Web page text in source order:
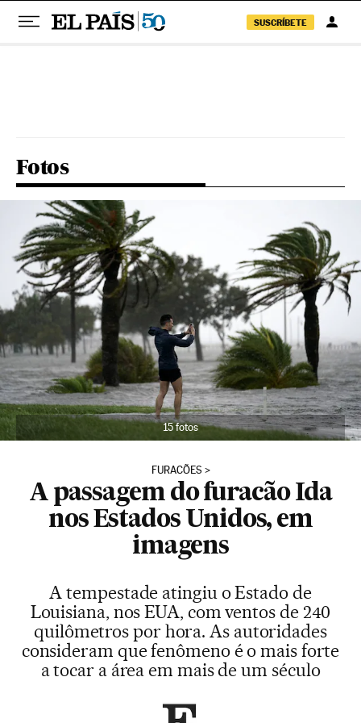
SUSCRÍBETE
Fotos
15 fotos
FURACÕES
A passagem do furacão Ida
nos Estados Unidos, em
imagens
A tempestade atingiu o Estado de
Louisiana, nos EUA, com ventos de 240
quilômetros por hora. As autoridades
consideram que fenômeno é o mais forte
a tocar a área em mais de um século